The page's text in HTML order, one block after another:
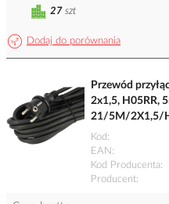
Dodaj do porównania
27 szt
Przewód
2x1,5, H05RR,
21/5M/2X1,5/
Kod
EAN
Kod Producenta
Producent